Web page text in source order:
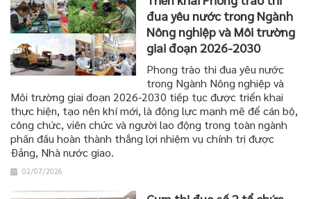
đua yêu nước trong Ngành
Nông nghiệp và Môi trường
giai đoạn 2026-2030
Phong trào thi đua yêu nước
trong Ngành Nông nghiệp và
Môi trường giai đoạn 2026-2030 tiếp tục được triển khai
thực hiện, tạo nên khí mới, là động lực mạnh mẽ để cán bộ,
công chức, viên chức và người lao động trong toàn ngành
phấn đấu hoàn thành thắng lợi nhiệm vụ chính trị được
Đảng, Nhà nước giao.
02/07/2026